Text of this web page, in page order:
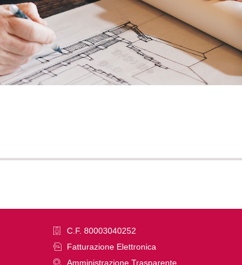
C.F. 80003040252
Fatturazione Elettronica
Amministrazione Trasparente